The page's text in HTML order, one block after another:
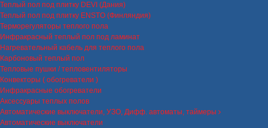
Теплый пол под плитку DEVI (Дания)
Теплый пол под плитку ENSTO (Финляндия)
Терморегуляторы теплого пола
Инфракрасный теплый пол под ламинат
Нагревательный кабель для теплого пола
Карбоновый теплый пол
Тепловые пушки / тепловентиляторы
Конвекторы ( обогреватели )
Инфракрасные обогреватели
Аксессуары теплых полов
Автоматические выключатели, УЗО, Дифф. автоматы, таймеры
Автоматические выключатели